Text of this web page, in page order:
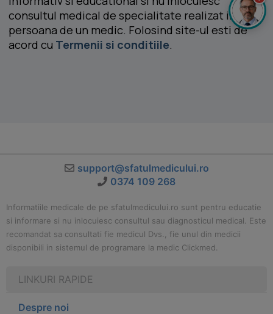
consultul medical de specialitate realizat in
persoana de un medic. Folosind site-ul esti de
acord cu Termenii si conditiile.
support@sfatulmedicului.ro
0374 109 268
Informatiile medicale de pe sfatulmedicului.ro sunt pentru educatie
si informare si nu inlocuiesc consultul sau diagnosticul medical. Este
recomandat sa consultati fie medicul Dvs., fie unul din medicii
disponibili in sistemul de programare la medic Clickmed.
LINKURI RAPIDE
Despre noi